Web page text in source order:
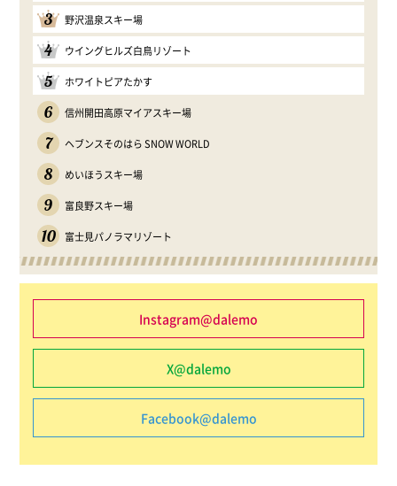
3 野沢温泉スキー場
4 ウイングヒルズ白鳥リゾート
5 ホワイトピアたかす
6 信州開田高原マイアスキー場
7 ヘブンスそのはら SNOW WORLD
8 めいほうスキー場
9 富良野スキー場
10 富士見パノラマリゾート
Instagram@dalemo
X@dalemo
Facebook@dalemo